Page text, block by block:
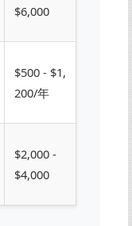
$6,000
$500 - $1,
200/年
$2,000 -
$4,000